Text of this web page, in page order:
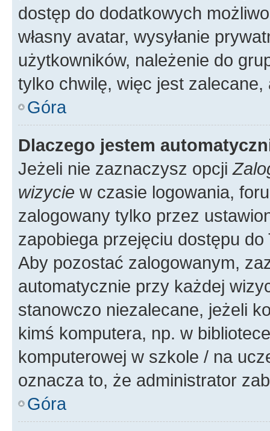
dostęp do dodatkowych
własny avatar, wysyłanie
użytkowników, należenie do
tylko chwilę, więc jest zalecane,
Góra
Dlaczego jestem
Jeżeli nie zaznaczysz opcji
wizycie w czasie logowania,
zalogowany tylko przez
zapobiega przejęciu dostępu
Aby pozostać zalogowanym,
automatycznie przy każdej
stanowczo niezalecane, jeżeli
kimś komputera, np. w
komputerowej w szkole / na
oznacza to, że administrator
Góra